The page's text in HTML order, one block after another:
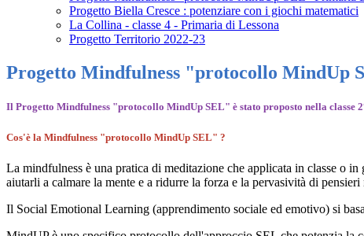
Progetto Biella Cresce : potenziare con i giochi matematici
La Collina - classe 4 - Primaria di Lessona
Progetto Territorio 2022-23
Progetto Mindfulness "protocollo MindUp
Il Progetto Mindfulness "protocollo MindUp SEL" è stato proposto nella classe
Cos'è la Mindfulness "protocollo MindUp SEL" ?
La mindfulness è una pratica di meditazione che applicata in classe o in
aiutarli a calmare la mente e a ridurre la forza e la pervasività di pensieri
Il Social Emotional Learning (apprendimento sociale ed emotivo) si